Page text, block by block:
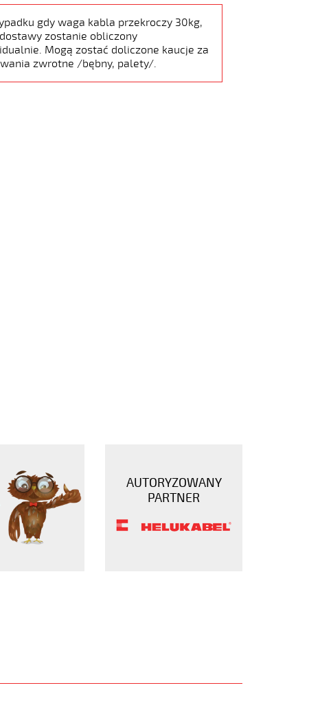
gdy waga kabla przekroczy 30kg,
zostanie obliczony
Mogą zostać doliczone kaucje za
zwrotne /bębny, palety/.
AUTORYZOWANY
PARTNER